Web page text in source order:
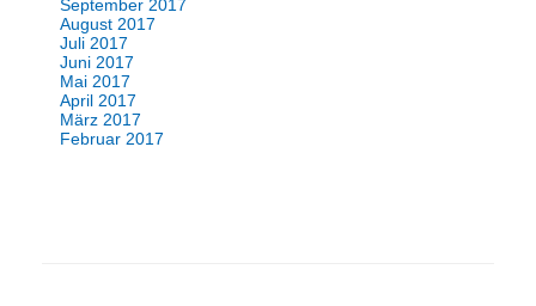
September 2017
August 2017
Juli 2017
Juni 2017
Mai 2017
April 2017
März 2017
Februar 2017